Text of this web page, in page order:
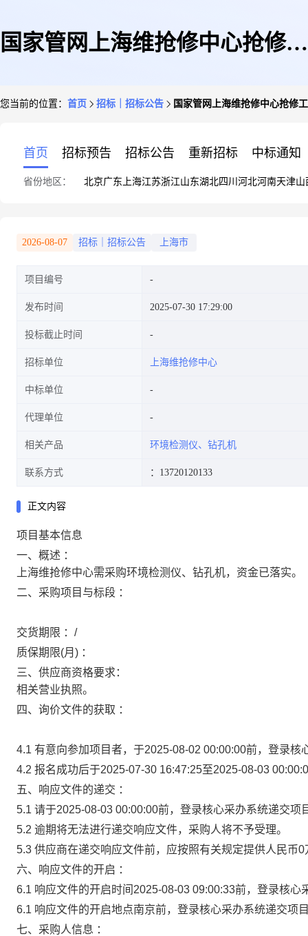
国家管网上海维抢修中心抢修工
您当前的位置： 首页 招标｜招标公告 国家管网上海维抢修中心抢修
首页 招标预告 招标公告 重新招标 中标通知
省份地区： 北京广东 上海江苏浙江山东湖北四川 河北河南天津山
2026-08-07 招标｜招标公告 上海市
项目编号
发布时间 2025-07-30 17:29:00
投标截止时间
招标单位 上海维抢修中心
中标单位
代理单位
相关产品 环境检测仪、钻孔机
联系方式 ：13720120133
正文内容
项目基本信息
一、概述 ：
上海维抢修中心需采购环境检测仪、钻孔机，资金已落实。
二、采购项目与标段 ：
交货期限 ：/
质保期限(月) ：
三、供应商资格要求：
相关营业执照。
四、询价文件的获取 ：
4.1 有意向参加项目者，于2025-08-02 00:00:00前，登录核
4.2 报名成功后于2025-07-30 16:47:25至2025-08-03
五、响应文件的递交 ：
5.1 请于2025-08-03 00:00:00前，登录核心采办系统递交项
5.2 逾期将无法进行递交响应文件，采购人将不予受理。
5.3 供应商在递交响应文件前，应按照有关规定提供人民币
六、响应文件的开启 ：
6.1 响应文件的开启时间2025-08-03 09:00:33前，登录核心
6.1 响应文件的开启地点南京前，登录核心采办系统递交项
七、采购人信息 ：